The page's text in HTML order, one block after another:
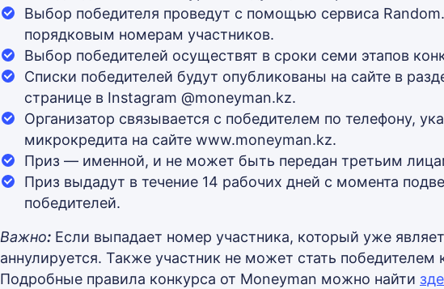
Выбор победителя проведут с помощью сервиса
порядковым номерам участников.
Выбор победителей осуществят в сроки семи этапов
Списки победителей будут опубликованы на сайте в
странице в Instagram @moneyman.kz.
Организатор связывается с победителем по телефону,
микрокредита на сайте www.moneyman.kz.
Приз — именной, и не может быть передан третьим
Приз выдадут в течение 14 рабочих дней с момента
победителей.
Важно: Если выпадает номер участника, который уже
аннулируется. Также участник не может стать победителем
Подробные правила конкурса от Moneyman можно найти